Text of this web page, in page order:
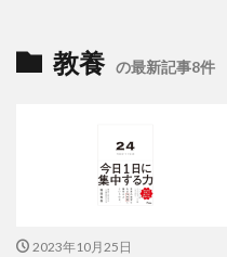
教養 の最新記事8件
2023年10月25日